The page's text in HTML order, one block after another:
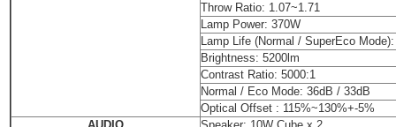
Throw Ratio: 1.07~1.71
Lamp Power:370W
Lamp Life (Normal / SuperEco
Brightness:5200lm
Contrast Ratio:5000:1
Normal / Eco Mode:36dB / 33dB
Optical Offset : 115%~130%+-5%